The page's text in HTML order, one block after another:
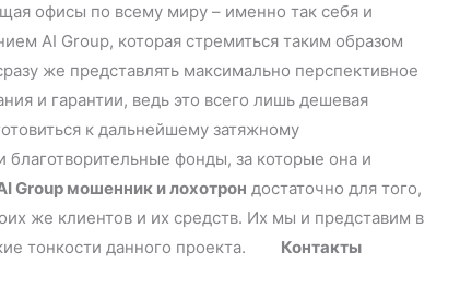
офисы по всему миру – именно так себя и
AI Group, которая стремиться таким образом
же представлять максимально перспективное
и гарантии, ведь это всего лишь дешевая
к дальнейшему затяжному
благотворительные фонды, за которые она и
Group мошенник и лохотрон достаточно для того,
же клиентов и их средств. Их мы и представим в
тонкости данного проекта. Контакты